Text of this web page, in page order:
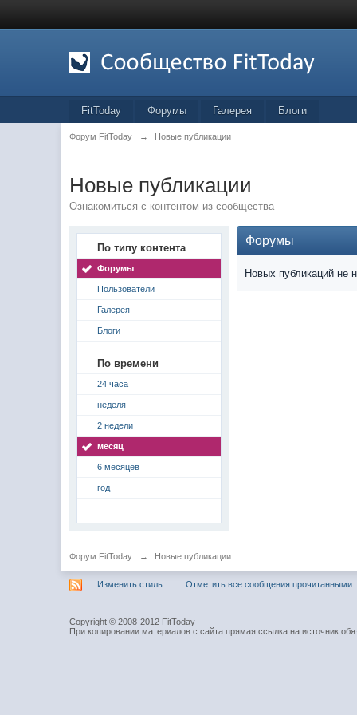
FitToday Форумы Галерея Блоги
Форум FitToday → Новые публикации
Новые публикации
Ознакомиться с контентом из сообщества
По типу контента
Форумы
Пользователи
Галерея
Блоги
По времени
24 часа
неделя
2 недели
месяц
6 месяцев
год
Форумы
Новых публикаций не
Форум FitToday → Новые публикации
Изменить стиль Отметить все сообщения прочитанными
Copyright © 2008-2012 FitToday
При копировании материалов с сайта прямая ссылка на источник